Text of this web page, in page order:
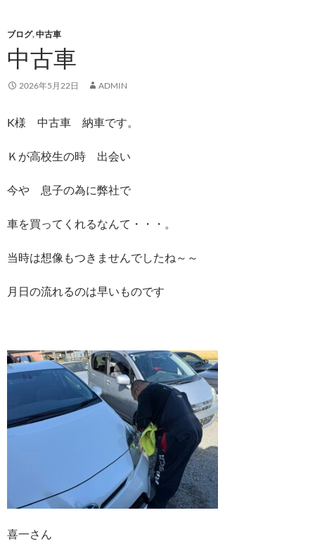
ブログ,中古車
中古車
2026年5月22日 ADMIN
K様 中古車 納車です。
Ｋが高校生の時 出会い
今や 息子の為に弊社で
車を買ってくれるなんて・・・。
当時は想像もつきませんでしたね～～
月日の流れるのは早いものです
喜一さん